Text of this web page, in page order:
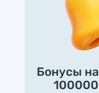
Бонусы